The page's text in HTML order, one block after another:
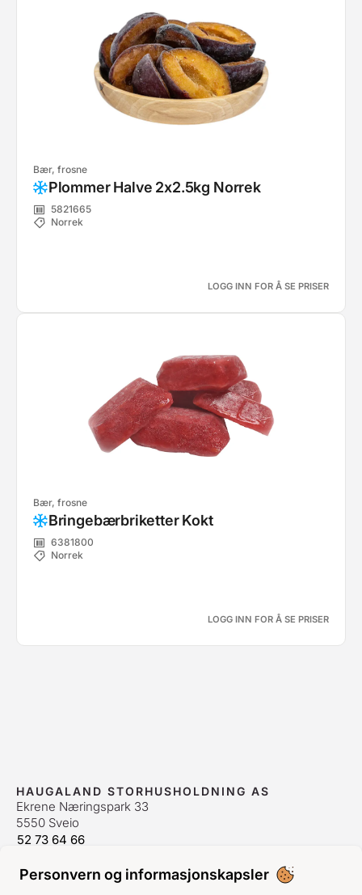
Personvern og informasjonskapsler
Bær, frosne
Plommer Halve 2x2.5kg Norrek
5821665
Norrek
LOGG INN FOR Å SE PRISER
Bær, frosne
Bringebærbriketter Kokt
6381800
Norrek
LOGG INN FOR Å SE PRISER
HAUGALAND STORHUSHOLDNING AS
Ekrene Næringspark 33
5550 Sveio
52 73 64 66
ÅPNINGSTIDER